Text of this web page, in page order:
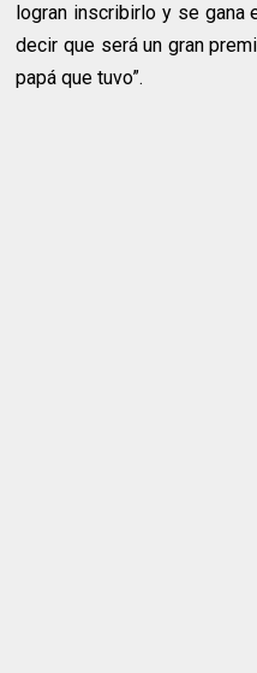
logran inscribirlo y se gana
decir que será un gran
papá que tuvo”.